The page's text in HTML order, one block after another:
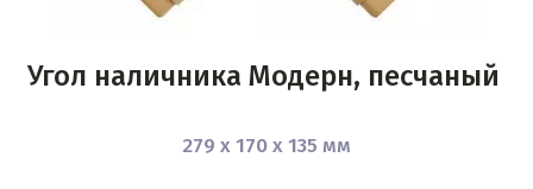
Угол наличника Модерн, песчаный
279 х 170 х 135 мм